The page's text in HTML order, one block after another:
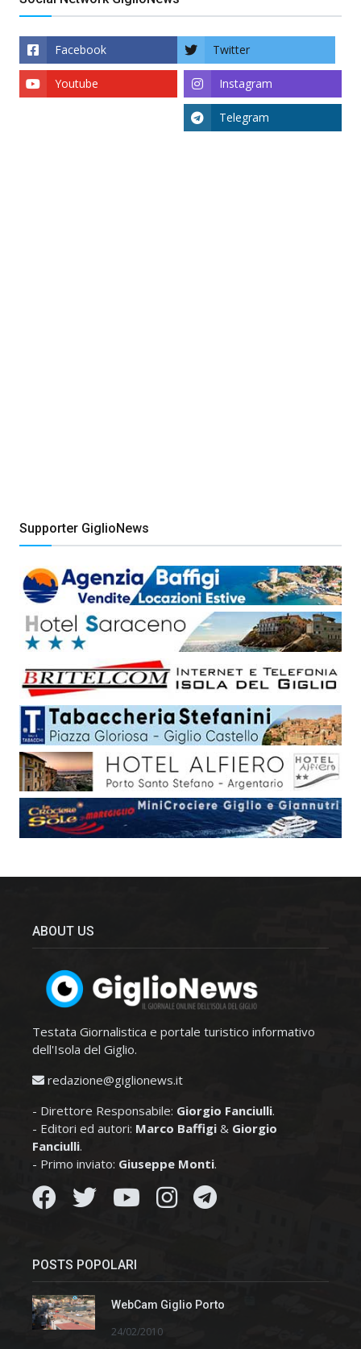
Facebook Twitter
Instagram
Youtube
Telegram
Supporter GiglioNews
ABOUT US
Testata Giornalistica e portale turistico informativo
dell'Isola del Giglio.
redazione@giglionews.it
- Direttore Responsabile: Giorgio Fanciulli.
- Editori ed autori: Marco Baffigi & Giorgio
Fanciulli.
- Primo inviato: Giuseppe Monti.
POSTS POPOLARI
WebCam Giglio Porto
24/02/2010